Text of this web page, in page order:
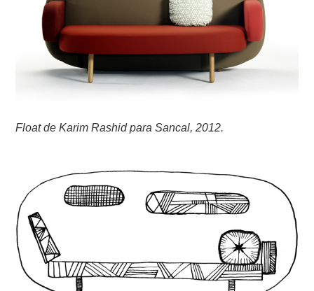
Float de Karim Rashid para Sancal, 2012.